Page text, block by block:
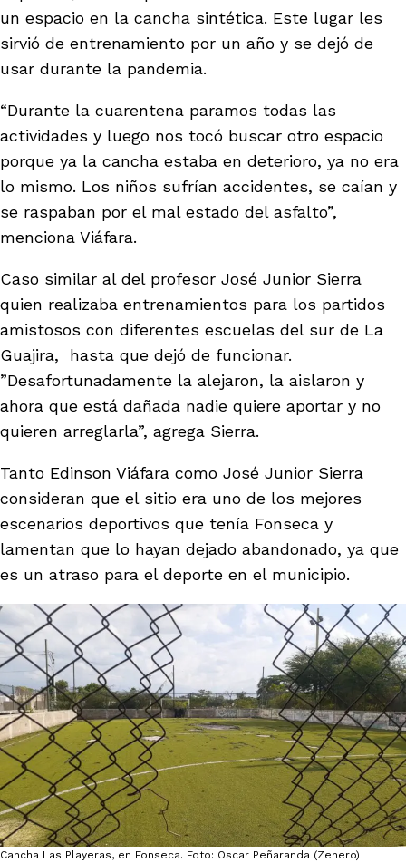
un espacio en la cancha sintética. Este lugar les
sirvió de entrenamiento por un año y se dejó de
usar durante la pandemia.
“Durante la cuarentena paramos todas las
actividades y luego nos tocó buscar otro espacio
porque ya la cancha estaba en deterioro, ya no era
lo mismo. Los niños sufrían accidentes, se caían y
se raspaban por el mal estado del asfalto”,
menciona Viáfara.
Caso similar al del profesor José Junior Sierra
quien realizaba entrenamientos para los partidos
amistosos con diferentes escuelas del sur de La
Guajira, hasta que dejó de funcionar.
”Desafortunadamente la alejaron, la aislaron y
ahora que está dañada nadie quiere aportar y no
quieren arreglarla”, agrega Sierra.
Tanto Edinson Viáfara como José Junior Sierra
consideran que el sitio era uno de los mejores
escenarios deportivos que tenía Fonseca y
lamentan que lo hayan dejado abandonado, ya que
es un atraso para el deporte en el municipio.
Cancha Las Playeras, en Fonseca. Foto: Oscar Peñaranda (Zehero)